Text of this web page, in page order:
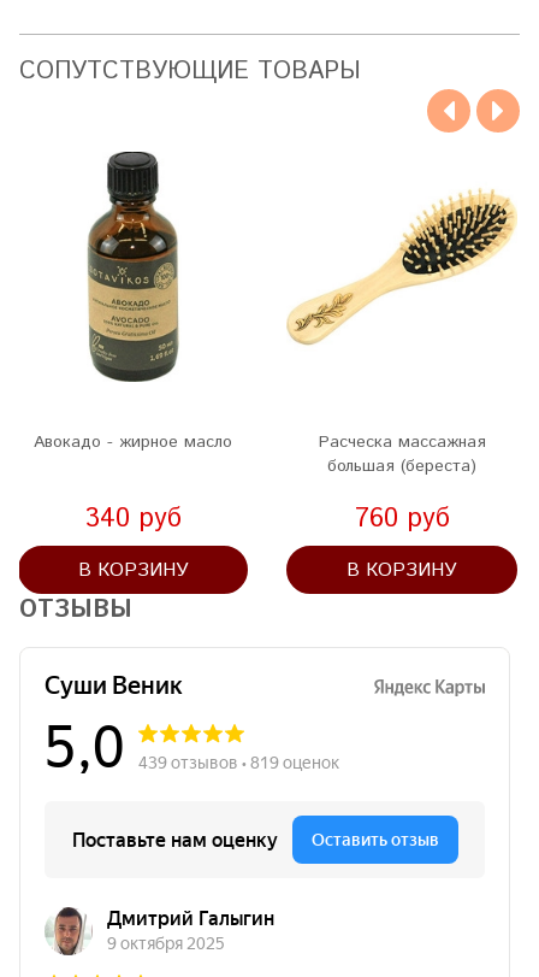
CОПУТСТВУЮЩИЕ ТОВАРЫ
Авокадо - жирное масло
340 руб
В КОРЗИНУ
Расческа массажная
большая (береста)
760 руб
В КОРЗИНУ
ОТЗЫВЫ